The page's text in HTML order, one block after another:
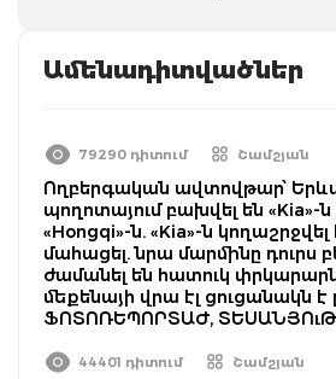
Ամենադիտվածներ
79290 դիտում Շամշյան
Ողբերգական ավտովթար՝
պողոտայում բախվել են «Kia»-
«Hongqi»-ն. «Kia»-ն կողաշրջվել
մահացել. նրա մարմինը դուրս
ժամանել են հատուկ
մեքենայի վրա էլ ցուցանակն է
ՖՈՏՈՌԵՊՈՐՏԱԺ, ՏԵՍԱՆՅՈւԹ
44401 դիտում Շամշյան